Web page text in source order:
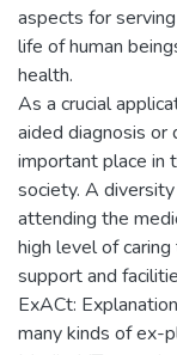
aspects for
life of human
health.
As a crucial
aided diagnosis or
important place in
society. A
attending the
high level of
support and
ExACt:
many kinds of ex-